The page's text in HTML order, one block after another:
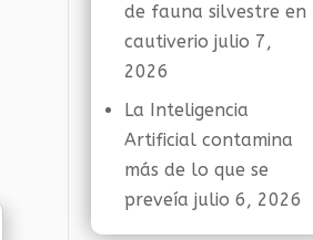
de fauna silvestre en
cautiverio julio 7,
2026
La Inteligencia
Artificial contamina
más de lo que se
preveía julio 6, 2026